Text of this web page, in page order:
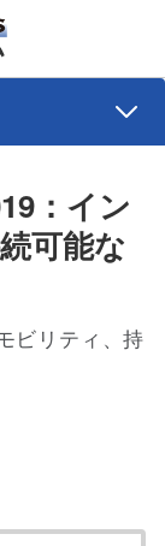
：イン
可能な
ビリティ、持